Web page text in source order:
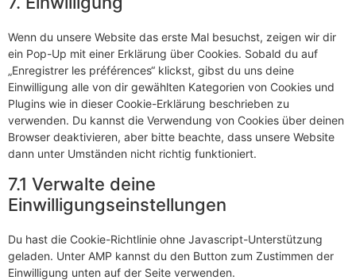
Wenn du unsere Website das erste Mal besuchst, zeigen wir dir
ein Pop-Up mit einer Erklärung über Cookies. Sobald du auf
„Enregistrer les préférences“ klickst, gibst du uns deine
Einwilligung alle von dir gewählten Kategorien von Cookies und
Plugins wie in dieser Cookie-Erklärung beschrieben zu
verwenden. Du kannst die Verwendung von Cookies über deinen
Browser deaktivieren, aber bitte beachte, dass unsere Website
dann unter Umständen nicht richtig funktioniert.
7.1 Verwalte deine
Einwilligungseinstellungen
Du hast die Cookie-Richtlinie ohne Javascript-Unterstützung
geladen. Unter AMP kannst du den Button zum Zustimmen der
Einwilligung unten auf der Seite verwenden.